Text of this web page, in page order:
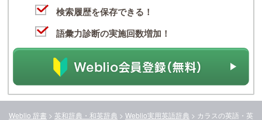
検索履歴を保存できる！
語彙力診断の実施回数増加！
Weblio 辞書 > 英和辞典・和英辞典 > Weblio実用英語辞典 > カラスの英語・英